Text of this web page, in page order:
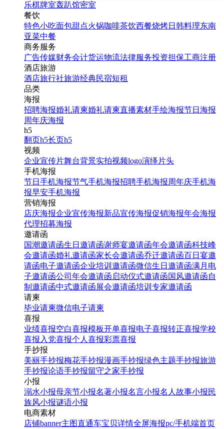
乐棋牌室轰趴馆密室
餐饮
特色小吃面包甜点火锅咖啡茶饮西餐烧烤日韩料理东南
亚菜中餐
商务服务
广告传媒财务会计货运物流法律服务投资担保工商注册
酒店旅游
酒店旅行社旅游经典民宿短租
品类
海报
招聘海报婚礼请柬婚礼请柬直播素材手绘海报节日海报
周年庆海报
h5
翻页h5长页h5
视频
企业宣传片舞台背景实拍视频logo演绎 片头
手机海报
节日手机海报节气手机海报招聘手机海报周年庆手机海
报早安手机海报
营销海报
店庆海报企业宣传海报新品宣传海报促销海报年会海报
代理招募海报
邀请函
国潮邀请函生日邀请函谢师宴邀请函年会邀请函科技峰
会邀请函婚礼邀请函家长会邀请函乔迁邀请函百日宴邀
请函电子邀请函企业培训邀请函微信生日邀请函满月电
子邀请函公司年会邀请函 启动仪式邀请函国风邀请函自
制邀请函中式邀请函展会邀请函培训专家邀请函
请柬
毕业请柬微信电子请柬
喜报
业绩喜报空白喜报模板开单喜报电子喜报转正喜报学校
喜报 入党喜报个人喜报彩票喜报
手抄报
美丽手抄报梅花手抄报漫画手抄报绿色主题手抄报旅游
手抄报论语手抄报留守之家手抄报
小报
溺水小报母亲节小报名著小报名言小报名人故事小报民
族风小报谜语小报
电商素材
店铺banner主图直通车宝贝详情全屏海报pc/手机端首页